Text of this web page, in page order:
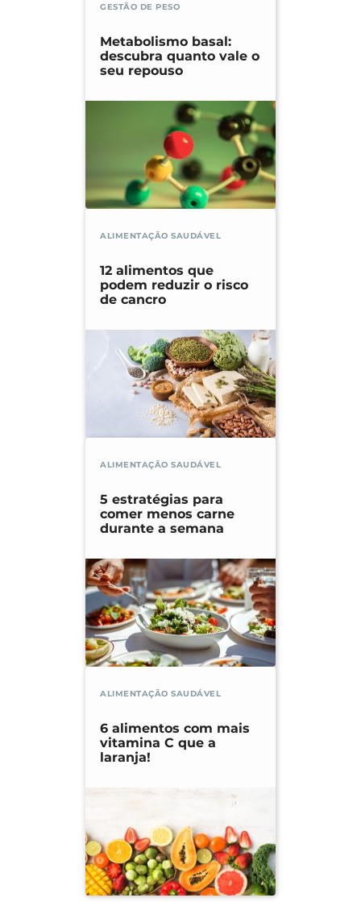
venous insufficiency]. Disponível
GESTÃO DE PESO
Metabolismo basal:
descubra quanto vale o
seu repouso
ALIMENTAÇÃO SAUDÁVEL
12 alimentos que
podem reduzir o risco
de cancro
ALIMENTAÇÃO SAUDÁVEL
5 estratégias para
comer menos carne
durante a semana
ALIMENTAÇÃO SAUDÁVEL
6 alimentos com mais
vitamina C que a
laranja!